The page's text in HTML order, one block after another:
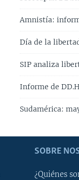
Amnistía:
Día de la
SIP analiza
Informe de
Sudamérica:
SOBRE
¿Quiénes